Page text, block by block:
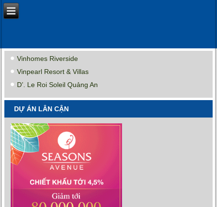
Vinhomes Riverside
Vinpearl Resort & Villas
D’. Le Roi Soleil Quảng An
DỰ ÁN LÂN CẬN